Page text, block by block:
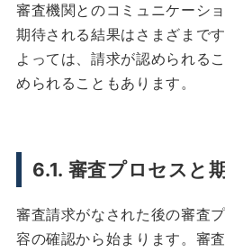
審査機関とのコミュニケーシ
期待される結果はさまざまで
よっては、請求が認められる
められることもあります。
6.1. 審査プロセスと
審査請求がなされた後の審査
容の確認から始まります。審